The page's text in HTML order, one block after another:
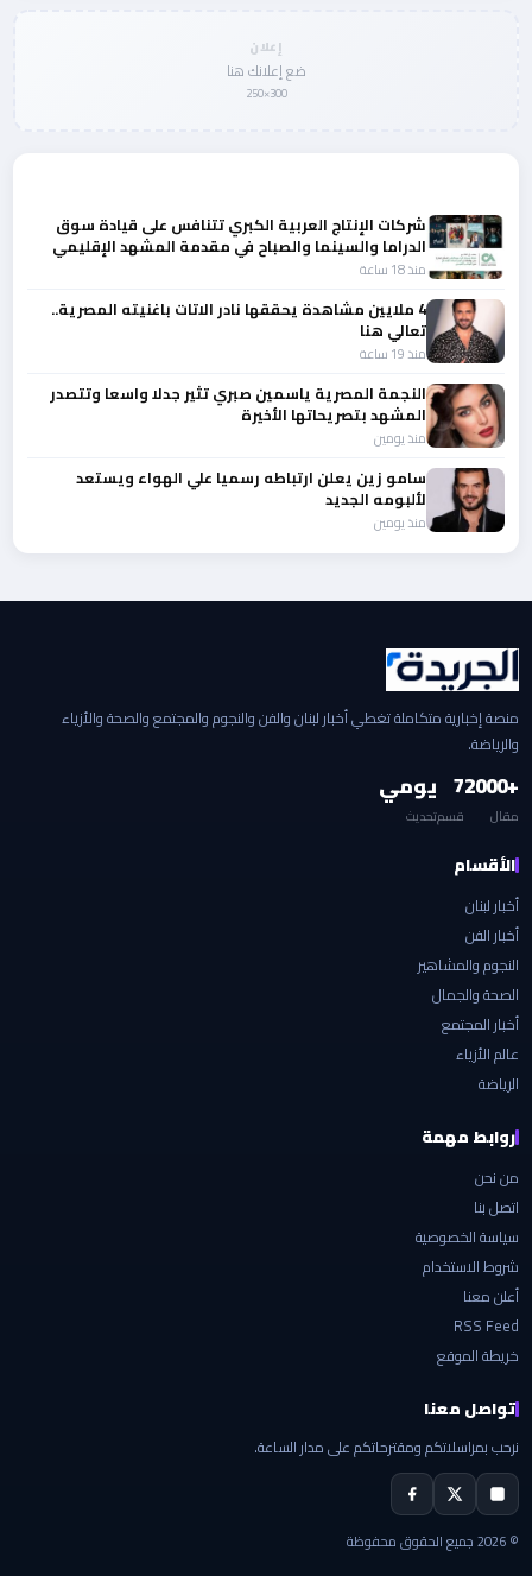
إعلان
ضع إعلانك هنا
300×250
شركات الإنتاج العربية الكبري تتنافس على قيادة سوق
الدراما والسينما والصباح في مقدمة المشهد الإقليمي
منذ 18 ساعة
4 ملايين مشاهدة يحققها نادر الاتات باغنيته المصرية..
تعالي هنا
منذ 19 ساعة
النجمة المصرية ياسمين صبري تثير جدلا واسعا وتتصدر
المشهد بتصريحاتها الأخيرة
منذ يومين
سامو زين يعلن ارتباطه رسميا علي الهواء ويستعد
لألبومه الجديد
منذ يومين
منصة إخبارية متكاملة تغطي أخبار لبنان والفن والنجوم والمجتمع والصحة والأزياء
والرياضة.
+2000
مقال
7
قسم
يومي
تحديث
الأقسام
أخبار لبنان
أخبار الفن
النجوم والمشاهير
الصحة والجمال
أخبار المجتمع
عالم الأزياء
الرياضة
روابط مهمة
من نحن
اتصل بنا
سياسة الخصوصية
شروط الاستخدام
أعلن معنا
RSS Feed
خريطة الموقع
تواصل معنا
نرحب بمراسلاتكم ومقترحاتكم على مدار الساعة.
© 2026 جميع الحقوق محفوظة